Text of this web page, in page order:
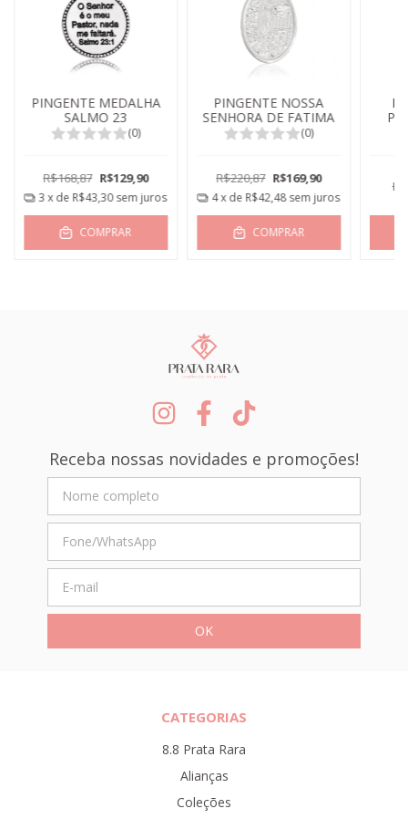
PINGENTE MEDALHA
SALMO 23
(0)
R$168,87 R$129,90
3 x de R$43,30 sem juros
COMPRAR
PINGENTE NOSSA
SENHORA DE FATIMA
(0)
R$220,87 R$169,90
4x de R$42,48sem juros
COMPRAR
Receba nossas novidades e promoções!
CATEGORIAS
8.8 Prata Rara
Alianças
Coleções